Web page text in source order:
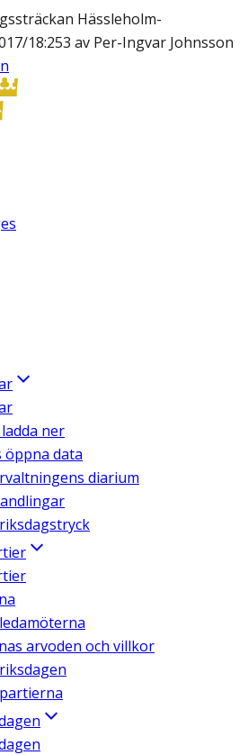
Hässleholm-
18:253 av Per-Ingvar Johnsson
ner
öppna data
diarium
arvoden och villkor